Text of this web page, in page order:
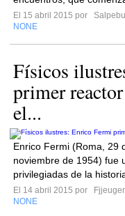
El 15 abril 2015 por
Salpebu
NONE
Físicos
primer
el...
Enrico Fermi (Roma, 29
noviembre de 1954) fue
privilegiadas de la
El 14 abril 2015 por
NONE